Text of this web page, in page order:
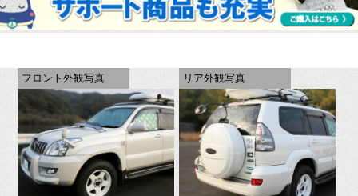
フロント外観写真 リア外観写真